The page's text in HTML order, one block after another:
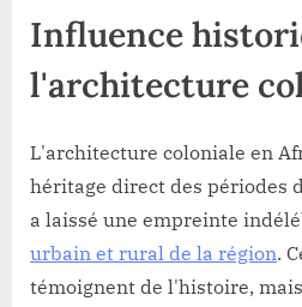
Influence
l'architecture
L'architecture coloniale en
héritage direct des périodes
a laissé une empreinte
urbain et rural de la région.
témoignent de l'histoire,